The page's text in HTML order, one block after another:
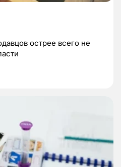
острее всего не